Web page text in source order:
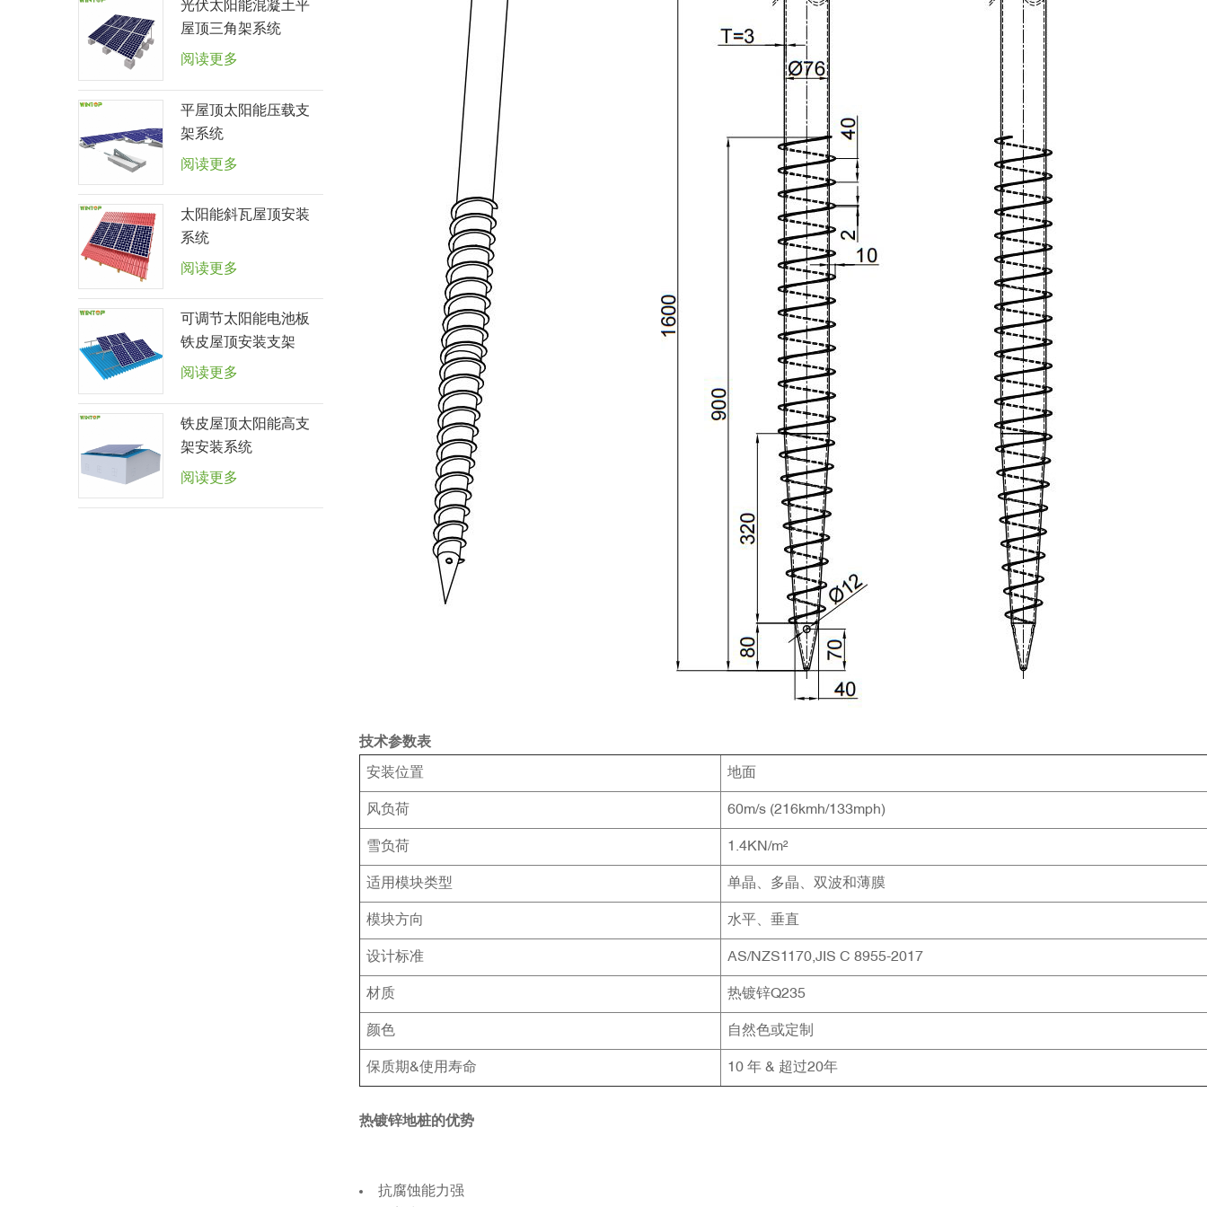
技术参数表
安装位置 地面
风负荷 60m/s (216kmh/133mph)
雪负荷 1.4KN/m²
适用模块类型 单晶、多晶、双波和薄膜
模块方向 水平、垂直
设计标准 AS/NZS1170,JIS C 8955-2017
材质 热镀锌Q235
颜色 自然色或定制
保质期&使用寿命 10 年 & 超过20年
热镀锌地桩的优势
抗腐蚀能力强
光伏太阳能混凝土平
屋顶三角架系统
阅读更多
平屋顶太阳能压载支
架系统
阅读更多
太阳能斜瓦屋顶安装
系统
阅读更多
可调节太阳能电池板
铁皮屋顶安装支架
阅读更多
铁皮屋顶太阳能高支
架安装系统
阅读更多